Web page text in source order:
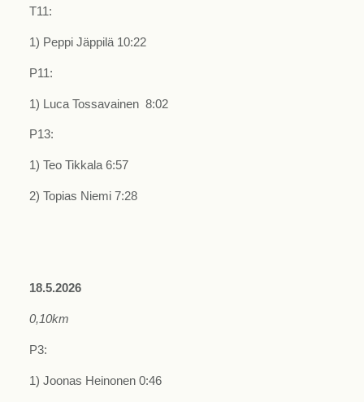
T11:
1) Peppi Jäppilä 10:22
P11:
1) Luca Tossavainen 8:02
P13:
1) Teo Tikkala 6:57
2) Topias Niemi 7:28
18.5.2026
0,10km
P3:
1) Joonas Heinonen 0:46